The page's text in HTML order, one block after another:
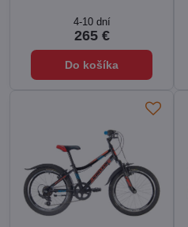
4-10 dní
265 €
Do košíka